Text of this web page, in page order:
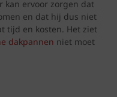
kan ervoor zorgen dat
en dat hij dus niet
tijd en kosten. Het ziet
dakpannen niet moet